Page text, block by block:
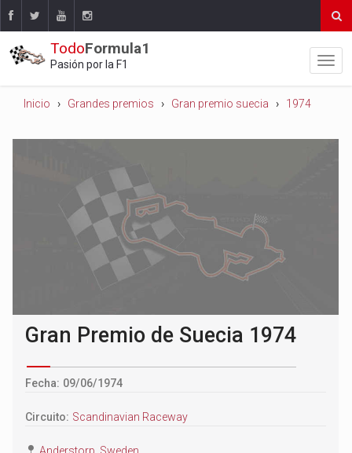
TodoFormula1
Pasión por la F1
Inicio Grandes premios Gran premio suecia 1974
Gran Premio de Suecia 1974
Fecha: 09/06/1974
Circuito: Scandinavian Raceway